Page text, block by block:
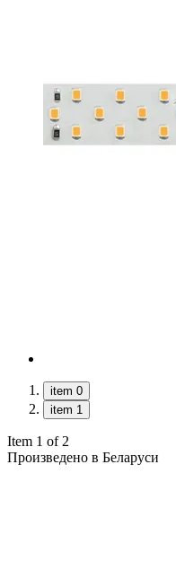
item 0
item 1
Item 1 of 2
Произведено в Беларуси